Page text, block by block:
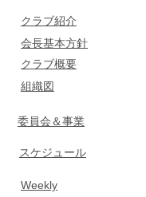
クラブ紹介
​会長基本方針
​クラブ概要
組織図
​委員会＆事業
​スケジュール
​Weekly